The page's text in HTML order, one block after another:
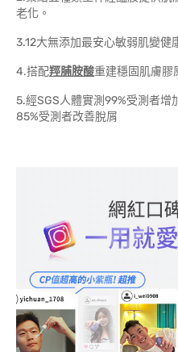
老化。
3.12大無添加最安心敏弱肌變健
4.搭配羥脯胺酸重建穩固肌膚膠
5.經SGS人體實測99%受測者增
85%受測者改善脫屑